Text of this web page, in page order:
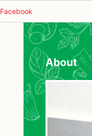
Facebook
About